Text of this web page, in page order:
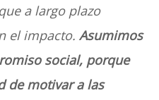
a largo plazo
el impacto. Asumimos
social, porque
de motivar a las